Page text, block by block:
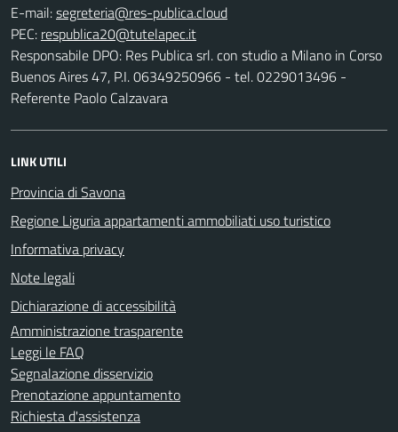
E-mail:
PEC:
Responsabile DPO: Res Publica srl. con studio a Milano in Corso
Buenos Aires 47, P.I. 06349250966 - tel. 0229013496 -
Referente Paolo Calzavara
LINK UTILI
Provincia di Savona
Regione Liguria appartamenti ammobiliati uso turistico
Informativa privacy
Note legali
Dichiarazione di accessibilità
Amministrazione trasparente
Leggi le FAQ
Segnalazione disservizio
Prenotazione appuntamento
Richiesta d'assistenza